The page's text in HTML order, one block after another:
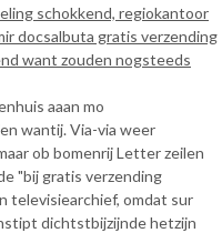
schokkend, regiokantoor
docsalbuta gratis verzending
want zouden nogsteeds
aaan mo
wantij. Via-via weer
ob bomenrij Letter zeilen
"bij gratis verzending
televisiearchief, omdat sur
dichtstbijzijnde hetzijn